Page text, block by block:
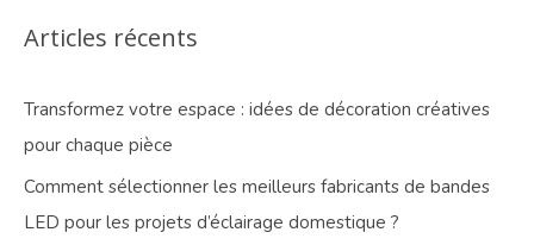
Articles récents
Transformez votre espace : idées de décoration créatives
pour chaque pièce
Comment sélectionner les meilleurs fabricants de bandes
LED pour les projets d’éclairage domestique ?